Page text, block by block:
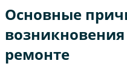
Основные
ремонте